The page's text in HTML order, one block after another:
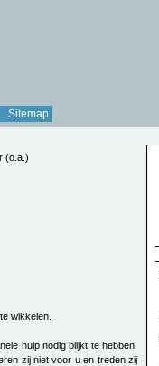
Sitemap
(o.a.)
wikkelen.
hulp nodig blijkt te hebben,
zij niet voor u en treden zij